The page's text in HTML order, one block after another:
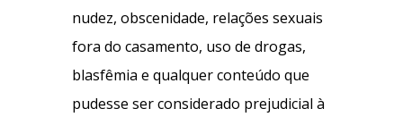
nudez, obscenidade, relações sexuais
fora do casamento, uso de drogas,
blasfêmia e qualquer conteúdo que
pudesse ser considerado prejudicial à